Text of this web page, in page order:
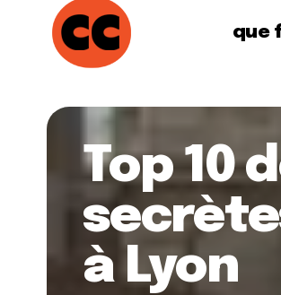
que
Top 10
à Lyon